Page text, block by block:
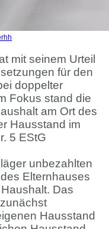
mit seinem Urteil
für den
doppelter
Fokus stand die
am Ort des
Hausstand im
5 EStG
unbezahlten
Elternhauses
Das
Hausstand